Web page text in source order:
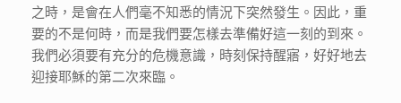
之時，是會在人們毫不知悉的情況下突然發生。因此，重
要的不是何時，而是我們要怎樣去準備好這一刻的到來。
我們必須要有充分的危機意識，時刻保持醒寤，好好地去
迎接耶穌的第二次來臨。